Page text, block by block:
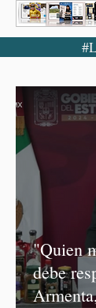
"Quien
debe